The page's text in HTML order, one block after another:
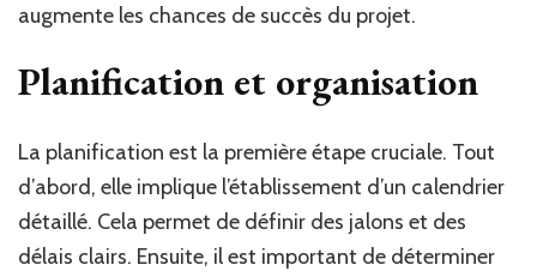
augmente les chances de succès du projet.
Planification et organisation
La planification est la première étape cruciale. Tout
d’abord, elle implique l’établissement d’un calendrier
détaillé. Cela permet de définir des jalons et des
délais clairs. Ensuite, il est important de déterminer